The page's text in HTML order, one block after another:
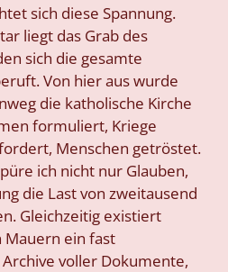
sich diese Spannung.
liegt das Grab des
sich die gesamte
Von hier aus wurde
die katholische Kirche
formuliert, Kriege
Menschen getröstet.
ich nicht nur Glauben,
die Last von zweitausend
Gleichzeitig existiert
ein fast
voller Dokumente,